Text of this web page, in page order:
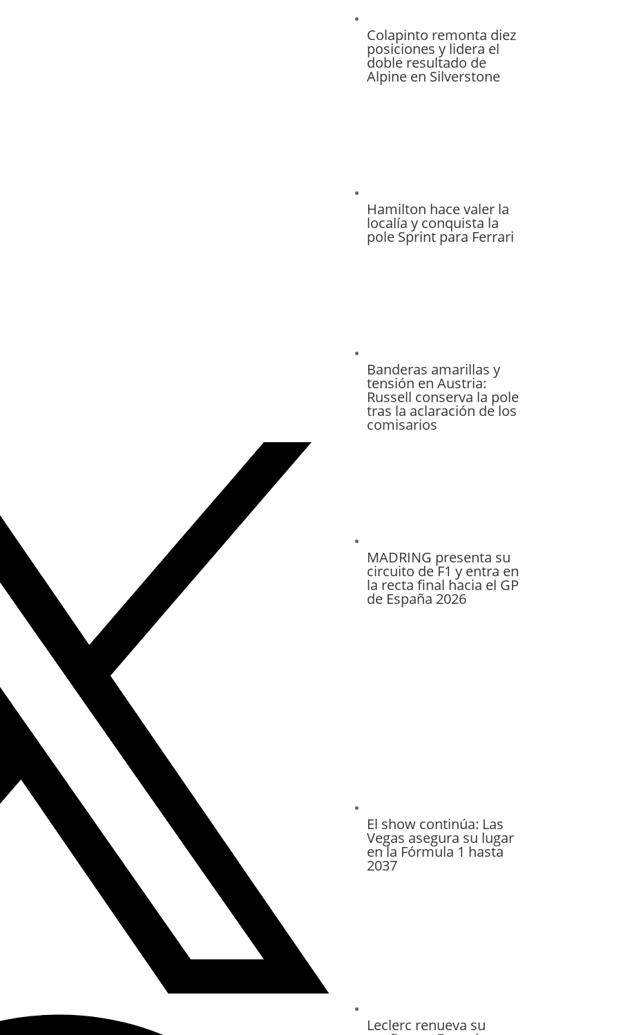
Colapinto remonta diez
posiciones y lidera el
doble resultado de
Alpine en Silverstone
Hamilton hace valer la
localía y conquista la
pole Sprint para Ferrari
Banderas amarillas y
tensión en Austria:
Russell conserva la pole
tras la aclaración de los
comisarios
MADRING presenta su
circuito de F1 y entra en
la recta final hacia el GP
de España 2026
El show continúa: Las
Vegas asegura su lugar
en la Fórmula 1 hasta
2037
Leclerc renueva su